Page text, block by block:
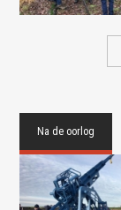
Na de oorlog